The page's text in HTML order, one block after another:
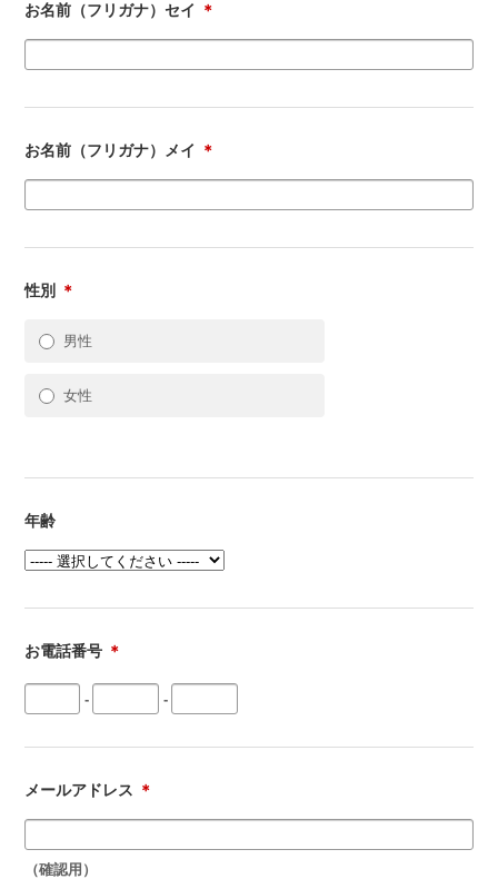
お名前（フリガナ）セイ ＊
お名前（フリガナ）メイ ＊
性別 ＊
男性
女性
年齢
お電話番号 ＊
- -
メールアドレス ＊
（確認用）